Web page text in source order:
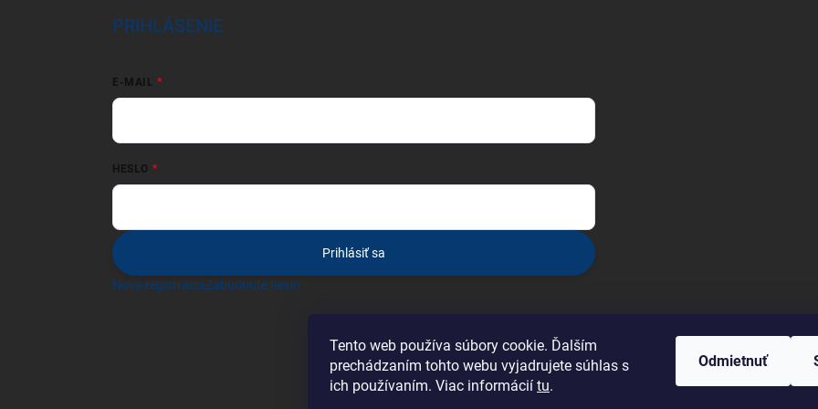
Tento web používa súbory cookie. Ďalším
prechádzaním tohto webu vyjadrujete súhlas s
ich používaním. Viac informácií tu.
Odmietnuť
PRIHLÁSENIE
E-MAIL
HESLO
Prihlásiť sa
Nová registráciaZabudnuté heslo